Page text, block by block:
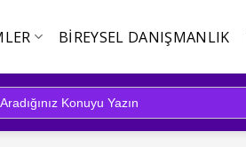
BIREYSEL DANIŞMANLIK